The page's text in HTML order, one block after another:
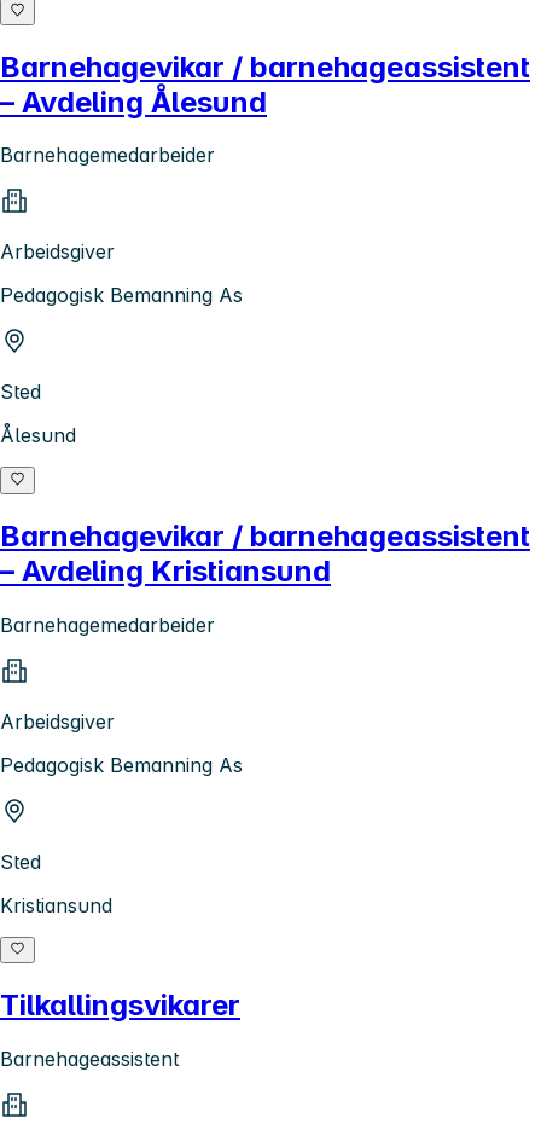
Barnehagevikar / barnehageassistent
– Avdeling Ålesund
Barnehagemedarbeider
Arbeidsgiver
Pedagogisk Bemanning As
Sted
Ålesund
Barnehagevikar / barnehageassistent
– Avdeling Kristiansund
Barnehagemedarbeider
Arbeidsgiver
Pedagogisk Bemanning As
Sted
Kristiansund
Tilkallingsvikarer
Barnehageassistent